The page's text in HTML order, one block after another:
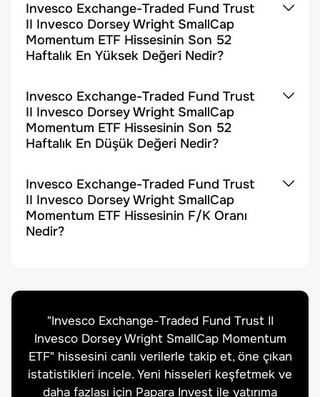
Invesco Exchange-Traded Fund Trust
II Invesco Dorsey Wright SmallCap
Momentum ETF Hissesinin Son 52
Haftalık En Yüksek Değeri Nedir?
Invesco Exchange-Traded Fund Trust
II Invesco Dorsey Wright SmallCap
Momentum ETF Hissesinin Son 52
Haftalık En Düşük Değeri Nedir?
Invesco Exchange-Traded Fund Trust
II Invesco Dorsey Wright SmallCap
Momentum ETF Hissesinin F/K Oranı
Nedir?
"Invesco Exchange-Traded Fund Trust II
Invesco Dorsey Wright SmallCap Momentum
ETF" hissesini canlı verilerle takip et, öne çıkan
istatistikleri incele. Yeni hisseleri keşfetmek ve
daha fazlası için Papara Invest ile yatırıma